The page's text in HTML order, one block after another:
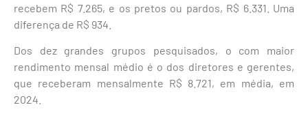
recebem R$ 7.265, e os pretos ou pardos, R$ 6.331. Uma
diferença de R$ 934.
Dos dez grandes grupos pesquisados, o com maior
rendimento mensal médio é o dos diretores e gerentes,
que receberam mensalmente R$ 8.721, em média, em
2024.